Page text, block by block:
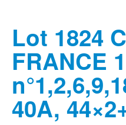
Lot 1824
FRANCE
40A,